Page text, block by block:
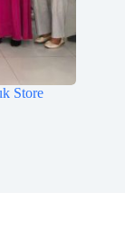
Store